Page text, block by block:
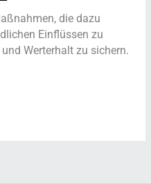
die dazu
Einflüssen zu
Werterhalt zu sichern.